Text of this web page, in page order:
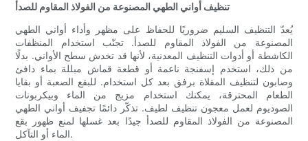
تنظيف أواني الطهي المصنوعة من الفولاذ المقاوم للصدأ
يُعدّ التنظيف السليم ضروريًا للحفاظ على مظهر وأداء أواني الطهي
المصنوعة من الفولاذ المقاوم للصدأ. تجنّب استخدام المنظفات
الكاشطة أو أدوات التنظيف المعدنية، لأنها قد تخدش سطح الأواني. بدلًا
من ذلك، استخدم إسفنجة ناعمة أو قطعة قماش مبللة بماء دافئ
وصابون لتنظيف المقلاة برفق بعد كل استخدام. للبقع الصعبة أو بقايا
الطعام المحترقة، يمكنك استخدام مزيج من الماء وبيكربونات
الصوديوم لعمل معجون تنظيف لطيف. تذكّر دائمًا تجفيف أواني الطهي
المصنوعة من الفولاذ المقاوم للصدأ جيدًا بعد غسلها لمنع ظهور بقع
الماء أو التآكل.